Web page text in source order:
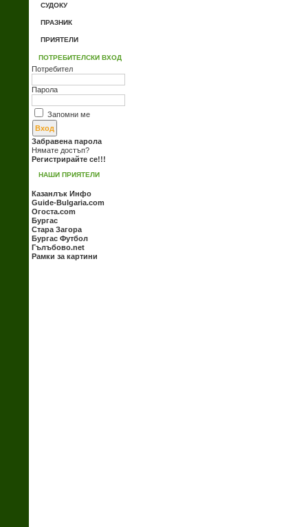
СУДОКУ
ПРАЗНИК
ПРИЯТЕЛИ
ПОТРЕБИТЕЛСКИ ВХОД
Потребител
Парола
Запомни ме
Забравена парола
Нямате достъп?
Регистрирайте се!!!
НАШИ ПРИЯТЕЛИ
Казанлък Инфо
Guide-Bulgaria.com
Огоста.com
Бургас
Стара Загора
Бургас Футбол
Гълъбово.net
Рамки за картини